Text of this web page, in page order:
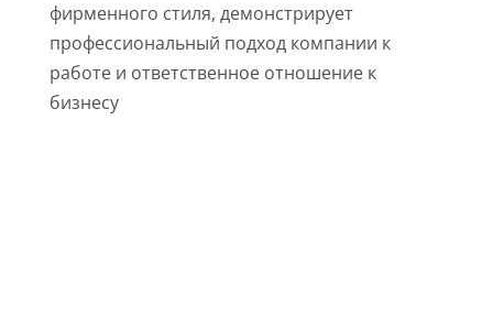
фирменного стиля, демонстрирует
профессиональный подход компании к
работе и ответственное отношение к
бизнесу